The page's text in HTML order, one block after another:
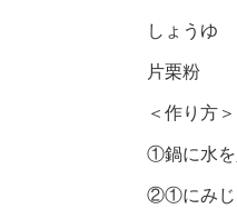
しょ
片栗
＜作り方＞
①鍋に水を
②①にみじ